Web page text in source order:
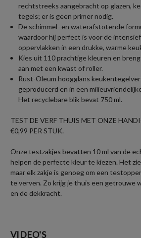
rechtstreeks aangebracht op glazen,
tegels; er is geen primer nodig.
De schimmel- en waterafstotende
waardoor hij perfect is voor de
oppervlakken in een drukke, warme
Kies uit 110 prachtige kleuren en
aan met een kwast of roller.
Rust-Oleum hoogglans
geproducerd en in een
Het recyclebare blik bevat 750 ml.
TEST DE VERF THUIS MET ONZE
€0,99 PER STUK.
Onze testzakjes bevatten 10 ml van de
helpen de perfecte kleur te kiezen. Het
maar elk zakje is genoeg om een
te verven. Zo krijg je thuis een getrouwe
en de dekkracht.
VIDEO'S